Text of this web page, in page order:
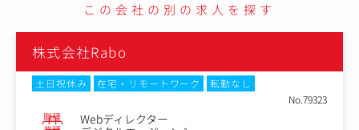
この会社の別の求人を探す
株式会社Rabo
土日祝休み 在宅・リモートワーク
転勤なし
No.79323
職種 Webディレクター